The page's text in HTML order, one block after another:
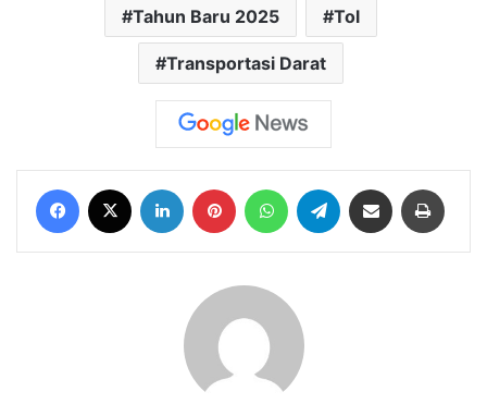
Tahun Baru 2025 Tol
Transportasi Darat
Facebook LinkedIn Pinterest WhatsAppTelegram Share via Email